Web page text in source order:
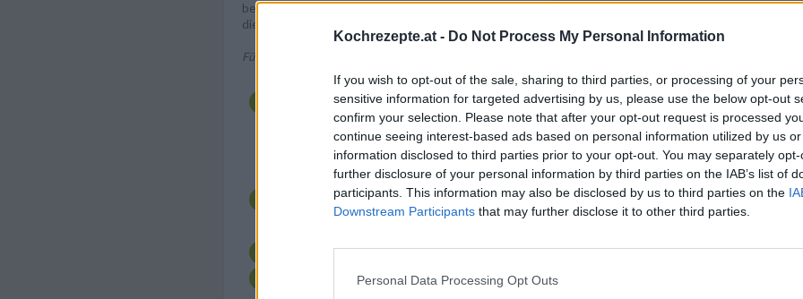
Kochrezepte.at - Do Not Process My Personal Information
If you wish to opt-out of the sale, sharing to third parties, or processing of your
sensitive information for targeted advertising by us, please use the below opt-out
confirm your selection. Please note that after your opt-out request is processed
continue seeing interest-based ads based on personal information utilized by us
information disclosed to third parties prior to your opt-out. You may separately
further disclosure of your personal information by third parties on the IAB’s list of
participants. This information may also be disclosed by us to third parties on the
Downstream Participants that may further disclose it to other third parties.
Personal Data Processing Opt Outs
bereiten wir zunächst eine Fülle aus Lachsforellenfilet für
die Farce vor.
Für die Farce:
Das faschierte oder fein gehackte Fischfilet zu
Laibchen formen und etwa 1 1/2 Stunden im
Gefrierschrank kühlen. Anschließend klein
schneiden und mit Hilfe der Küchenmaschine
das Eiklar als auch das laufend zugegossene
Schlagobers zu einer glatten Masse cuttern.
Mit Salz und Pfeffer, ein wenig Zitronensaft
abschmecken (eventuell wegen Gräten durch
ein Handsieb streichen).
Danach die passierte Fischfarce kalt stellen.
Dann mit klein gehackten Kräutern vermischen.